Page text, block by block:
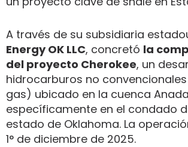
A través de su subsidiaria
Energy OK LLC, concretó la
del proyecto Cherokee, un
hidrocarburos no
gas) ubicado en la cuenca
específicamente en el condado
estado de Oklahoma. La
1° de diciembre de 2025.